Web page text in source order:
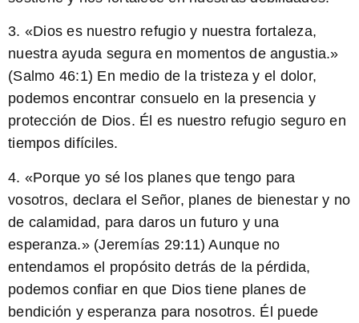
3. «Dios es nuestro refugio y nuestra fortaleza,
nuestra ayuda segura en momentos de angustia.»
(Salmo 46:1) En medio de la tristeza y el dolor,
podemos encontrar consuelo en la presencia y
protección de Dios. Él es nuestro refugio seguro en
tiempos difíciles.
4. «Porque yo sé los planes que tengo para
vosotros, declara el Señor, planes de bienestar y no
de calamidad, para daros un futuro y una
esperanza.» (Jeremías 29:11) Aunque no
entendamos el propósito detrás de la pérdida,
podemos confiar en que Dios tiene planes de
bendición y esperanza para nosotros. Él puede